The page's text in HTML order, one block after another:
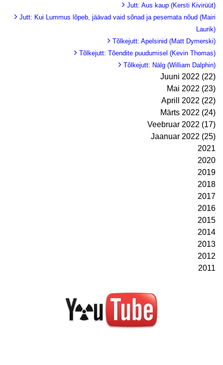
Jutt: Aus kaup (Kersti Kivirüüt)
Jutt: Kui Lummus lõpeb, jäävad vaid sõnad ja pesemata nõud (Mairi
Laurik)
Tõlkejutt: Apelsinid (Matt Dymerski)
Tõlkejutt: Tõendite puudumisel (Kevin Thomas)
Tõlkejutt: Nälg (William Dalphin)
Juuni 2022 (22)
Mai 2022 (23)
Aprill 2022 (22)
Märts 2022 (24)
Veebruar 2022 (17)
Jaanuar 2022 (25)
2021
2020
2019
2018
2017
2016
2015
2014
2013
2012
2011